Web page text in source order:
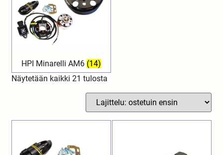
HPI Minarelli AM6 (14)
Näytetään kaikki 21 tulosta